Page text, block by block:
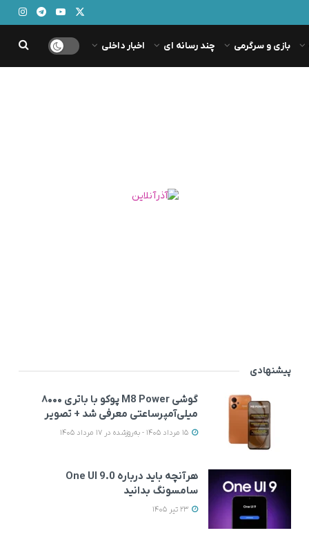
بازی و سرگرمی چند رسانه ای اخبار داخلی
پیشنهادی
گوشی M8 Power پوکو با باتری ۸۰۰۰
میلی‌آمپرساعتی معرفی شد + تصویر
هرآنچه باید درباره One UI 9.0
سامسونگ بدانید